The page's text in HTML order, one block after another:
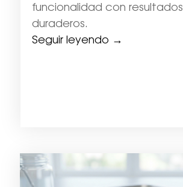
funcionalidad con resultados
duraderos.
Seguir leyendo →